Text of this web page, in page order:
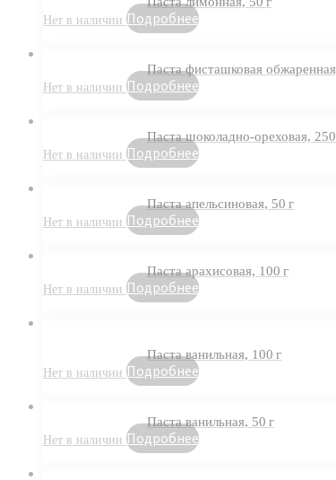
Подробнее
Паста фисташковая
Подробнее
Паста шоколадно-ореховая, 250
Подробнее
Паста апельсиновая, 50 г
Подробнее
Паста арахисовая, 100 г
Подробнее
Паста ванильная, 100 г
Подробнее
Паста ванильная, 50 г
Подробнее